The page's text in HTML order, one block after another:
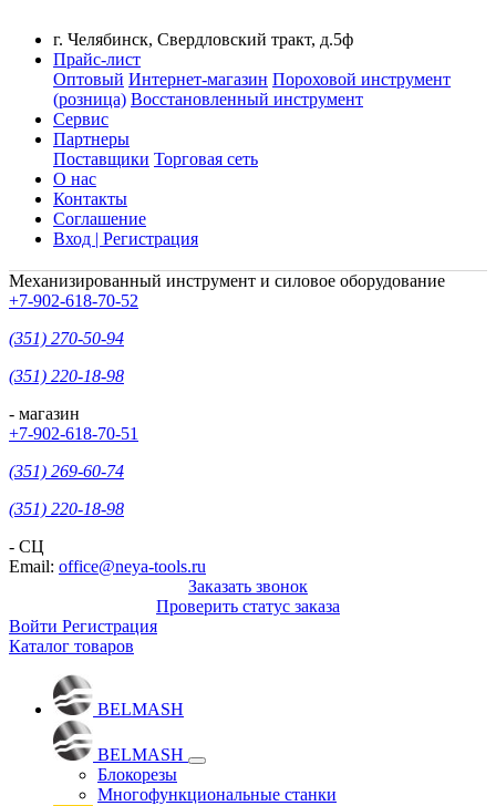
г. Челябинск, Свердловский тракт, д.5ф
Прайс-лист
Оптовый Интернет-магазин Пороховой инструмент
(розница) Восстановленный инструмент
Сервис
Партнеры
Поставщики Торговая сеть
О нас
Контакты
Соглашение
Вход | Регистрация
Механизированный инструмент и силовое оборудование
+7-902-618-70-52
(351) 270-50-94
(351) 220-18-98
- магазин
+7-902-618-70-51
(351) 269-60-74
(351) 220-18-98
- СЦ
Email: office@neya-tools.ru
Заказать звонок
Проверить статус заказа
Войти Регистрация
Каталог товаров
BELMASH
BELMASH
Блокорезы
Многофункциональные станки